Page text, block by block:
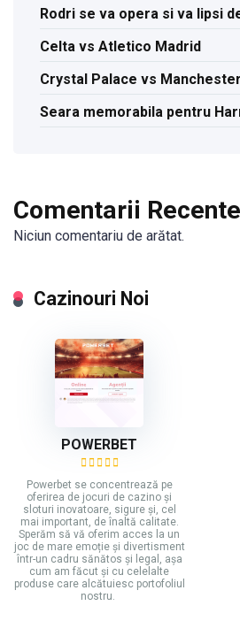
Rodri se va opera si va lipsi
Celta vs Atletico Madrid
Crystal Palace vs
Seara memorabila pentru
Comentarii Recente
Niciun comentariu de arătat.
Cazinouri Noi
POWERBET
Powerbet se concentrează pe
oferirea de jocuri de cazino și
sloturi inovatoare, sigure și, cel
mai important, de înaltă calitate.
Sperăm să vă oferim acces la un
joc de mare emoție și divertisment
într-un cadru sănătos și legal, așa
cum am făcut și cu celelalte
produse care alcătuiesc portofoliul
nostru.